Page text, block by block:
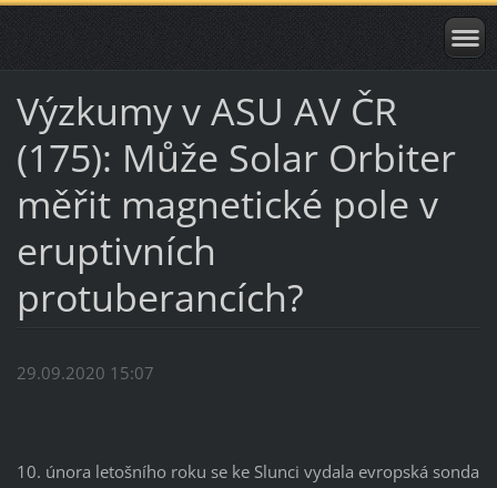
Výzkumy v ASU AV ČR
(175): Může Solar Orbiter
měřit magnetické pole v
eruptivních
protuberancích?
29.09.2020 15:07
10. února letošního roku se ke Slunci vydala evropská sonda